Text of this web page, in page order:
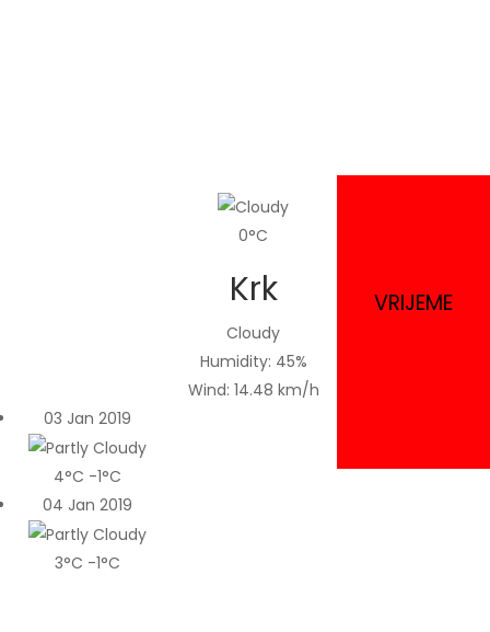
VRIJEME
0°C
Krk
Cloudy
Humidity: 45%
Wind: 14.48 km/h
03 Jan 2019
4°C -1°C
04 Jan 2019
3°C -1°C